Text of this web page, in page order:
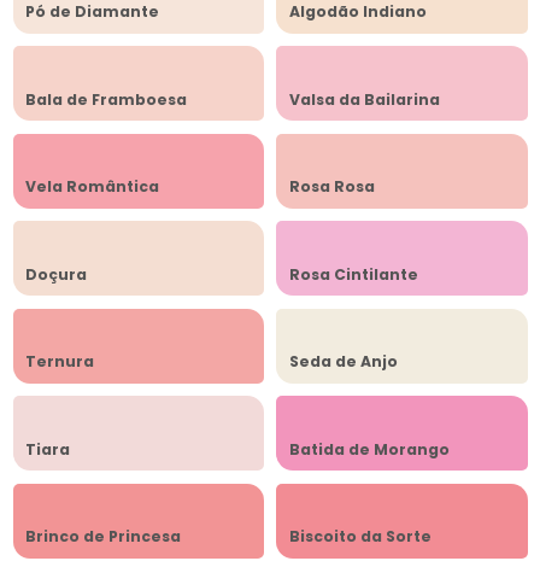
Pó de Diamante Algodão Indiano
Bala de Framboesa Valsa da Bailarina
Vela Romântica Rosa Rosa
Doçura Rosa Cintilante
Ternura Seda de Anjo
Tiara Batida de Morango
Brinco de Princesa Biscoito da Sorte